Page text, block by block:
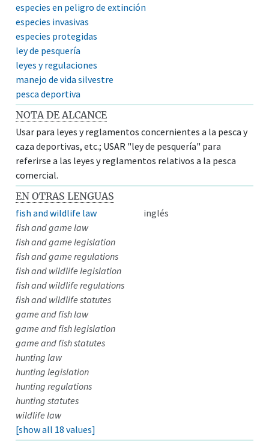
especies en peligro de extinción
especies invasivas
especies protegidas
ley de pesquería
leyes y regulaciones
manejo de vida silvestre
pesca deportiva
NOTA DE ALCANCE
Usar para leyes y reglamentos concernientes a la pesca y
caza deportivas, etc.; USAR "ley de pesquería" para
referirse a las leyes y reglamentos relativos a la pesca
comercial.
EN OTRAS LENGUAS
fish and wildlife law
inglés
fish and game law
fish and game legislation
fish and game regulations
fish and wildlife legislation
fish and wildlife regulations
fish and wildlife statutes
game and fish law
game and fish legislation
game and fish statutes
hunting law
hunting legislation
hunting regulations
hunting statutes
wildlife law
[show all 18 values]